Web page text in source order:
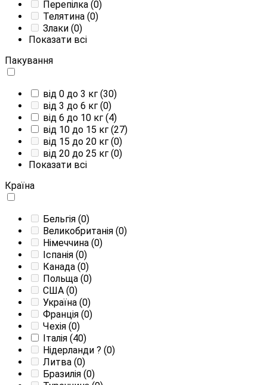
Перепілка (0)
Телятина (0)
Злаки (0)
Показати всі
Пакування
від 0 до 3 кг (30)
від 3 до 6 кг (0)
від 6 до 10 кг (4)
від 10 до 15 кг (27)
від 15 до 20 кг (0)
від 20 до 25 кг (0)
Показати всі
Країна
Бельгія (0)
Великобританія (0)
Німеччина (0)
Іспанія (0)
Канада (0)
Польща (0)
США (0)
Україна (0)
Франція (0)
Чехія (0)
Італія (40)
Нідерланди ? (0)
Литва (0)
Бразилія (0)